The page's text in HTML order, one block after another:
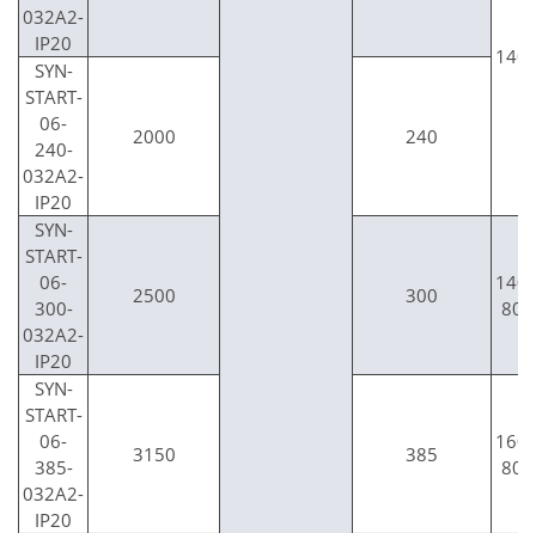
032A2-
IP20
SYN-
START-
06-
240-
032A2-
IP20
2000 240
SYN-
START-
06-
300-
032A2-
IP20
2500 300
SYN-
START-
06-
385-
032A2-
IP20
3150 385